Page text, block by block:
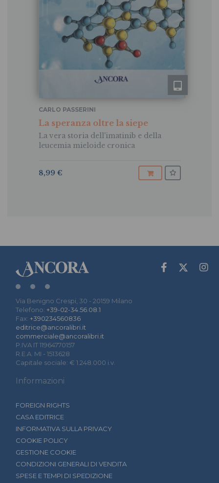
La speranza oltre la siepe
La vera storia dell'imatinib e della
leucemia mieloide cronica
CARLO PASSERINI
8,99 €
Via Benigno Crespi, 30 - 20159 Milano
Telefono: +39-02-34.56.08.1
Fax: +390234560836
editrice@ancoralibri.it
commerciale@ancoralibri.it
P.IVA IT 11964770157
R.E.A. MI - 1513628
Capitale sociale: € 1.248.000 i.v.
Informazioni
FOREIGN RIGHTS
CASA EDITRICE
INFORMATIVA SULLA PRIVACY
COOKIE POLICY
GESTIONE COOKIE
CONDIZIONI GENERALI DI VENDITA
SPESE E TEMPI DI SPEDIZIONE